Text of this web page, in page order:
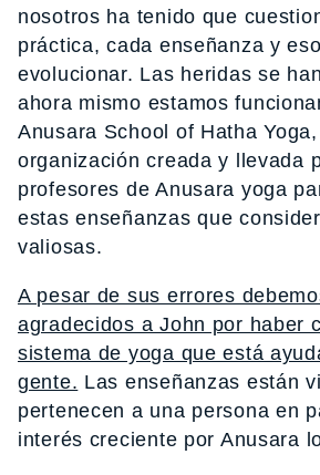
nosotros ha tenido que
práctica, cada enseñanza y
evolucionar. Las heridas se
ahora mismo estamos
Anusara School of Hatha
organización creada y llevada
profesores de Anusara yoga
estas enseñanzas que
valiosas.
A pesar de sus errores
agradecidos a John por haber
sistema de yoga que está
gente. Las enseñanzas están
pertenecen a una persona en
interés creciente por Anusara